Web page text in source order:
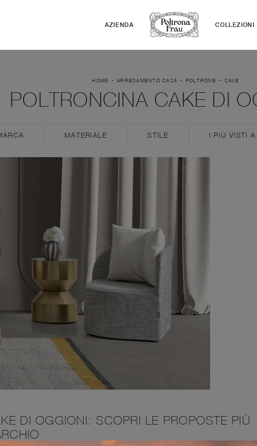
AZIENDA COLLEZIONI
HOME -ARREDAMENTO CASA - POLTRONE - CAKE
POLTRONCINA CAKE DI
MATERIALE STILE I PIÙ VISTI A
DI OGGIONI: SCOPRI LE PROPOSTE PIÙ